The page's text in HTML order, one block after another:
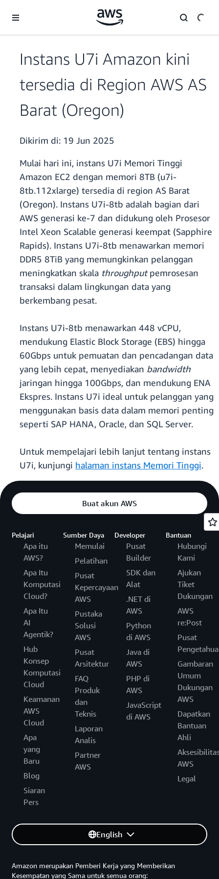
Instans U7i Amazon kini
tersedia di Region AWS AS
Barat (Oregon)
Dikirim di: 19 Jun 2025
Mulai hari ini, instans U7i Memori Tinggi
Amazon EC2 dengan memori 8TB (u7i-
8tb.112xlarge) tersedia di region AS Barat
(Oregon). Instans U7i-8tb adalah bagian dari
AWS generasi ke-7 dan didukung oleh Prosesor
Intel Xeon Scalable generasi keempat (Sapphire
Rapids). Instans U7i-8tb menawarkan memori
DDR5 8TiB yang memungkinkan pelanggan
meningkatkan skala throughputpemrosesan
transaksi dalam lingkungan data yang
berkembang pesat.
Instans U7i-8tb menawarkan 448 vCPU,
mendukung Elastic Block Storage (EBS) hingga
60Gbps untuk pemuatan dan pencadangan data
yang lebih cepat, menyediakan bandwidth
jaringan hingga 100Gbps, dan mendukung ENA
Ekspres. Instans U7i ideal untuk pelanggan yang
menggunakan basis data dalam memori penting
seperti SAP HANA, Oracle, dan SQL Server.
Untuk mempelajari lebih lanjut tentang instans
U7i, kunjungi halaman instans Memori Tinggi.
Buat akun AWS
Pelajari
Apa itu
AWS?
Apa Itu
Komputasi
Cloud?
Apa Itu
AI
Agentik?
Hub
Konsep
Komputasi
Cloud
Keamanan
AWS
Cloud
Apa
yang
Baru
Blog
Siaran
Pers
Sumber Daya
Memulai
Pelatihan
Pusat
Kepercayaan
AWS
Pustaka
Solusi
AWS
Pusat
Arsitektur
FAQ
Produk
dan
Teknis
Laporan
Analis
Partner
AWS
Developer
Pusat
Builder
SDK dan
Alat
.NET di
AWS
Python
di AWS
Java di
AWS
PHP di
AWS
JavaScript
di AWS
Bantuan
Hubungi
Kami
Ajukan
Tiket
Dukungan
AWS
re:Post
Pusat
Gambaran
Umum
Dukungan
AWS
Dapatkan
Bantuan
Ahli
AWS
Legal
English
Amazon merupakan Pemberi Kerja yang Memberikan
Kesempatan yang Sama untuk semua orang: